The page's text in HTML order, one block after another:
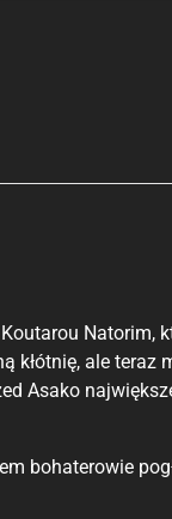
Natorim,
kłótnię, ale teraz
Asako
bohaterowie